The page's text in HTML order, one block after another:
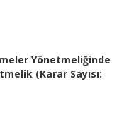
Yönetmeliğinde
(Karar Sayısı: